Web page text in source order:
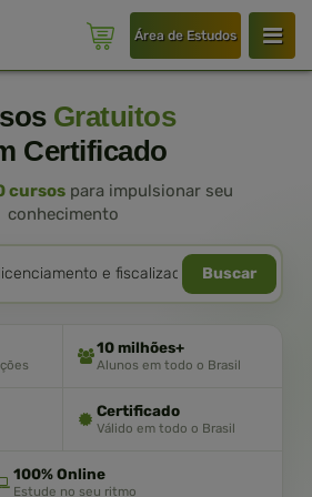
Área de Estudos
Gratuitos
Certificado
cursos para impulsionar seu
conhecimento
Buscar
10 milhões+
Alunos em todo o Brasil
Certificado
Válido em todo o Brasil
100% Online
Estude no seu ritmo